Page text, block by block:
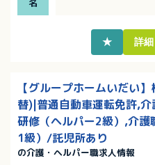
名
★ 詳細
【グループホームいだい
替)|普通自動車運転免許,
研修（ヘルパー2級）,介護
1級）/託児所あり
の介護・ヘルパー職求人情報